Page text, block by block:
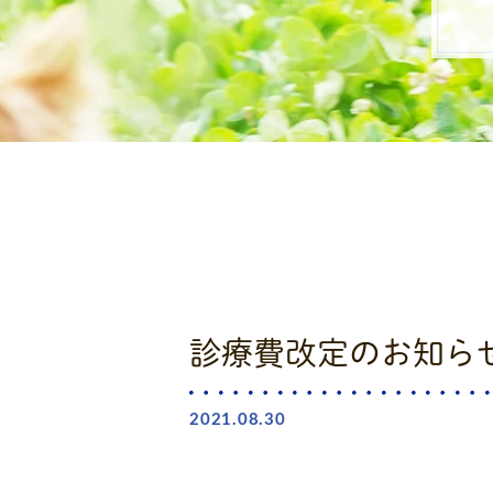
診療費改定のお知ら
2021.08.30